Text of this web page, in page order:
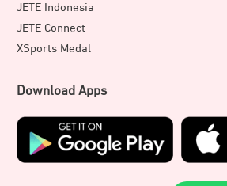
JETE Indonesia
JETE Connect
XSports Medal
Download Apps